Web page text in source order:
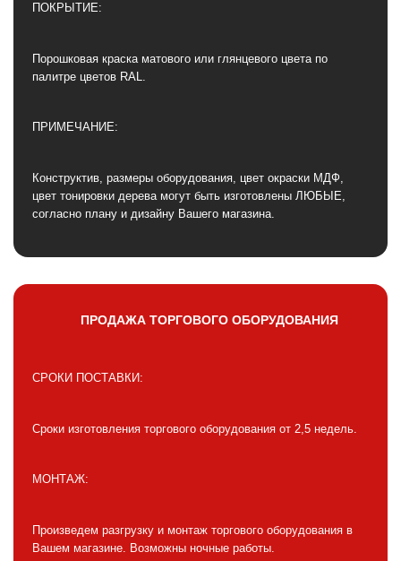
ПОКРЫТИЕ:
Порошковая краска матового или глянцевого цвета по
палитре цветов RAL.
ПРИМЕЧАНИЕ:
Конструктив, размеры оборудования, цвет окраски МДФ,
цвет тонировки дерева могут быть изготовлены ЛЮБЫЕ,
согласно плану и дизайну Вашего магазина.
ПРОДАЖА ТОРГОВОГО ОБОРУДОВАНИЯ
СРОКИ ПОСТАВКИ:
Сроки изготовления торгового оборудования от 2,5 недель.
МОНТАЖ:
Произведем разгрузку и монтаж торгового оборудования в
Вашем магазине. Возможны ночные работы.